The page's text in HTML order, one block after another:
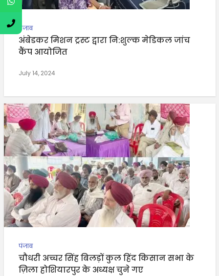
पंजाब
अंबेडकर मिशन ट्रस्ट द्वारा नि:शुल्क मेडिकल जांच
कैंप आयोजित
July 14, 2024
पंजाब
चौधरी अच्चर सिंह बिलड़ों कुल हिंद किसान सभा के
ज़िला होशियारपुर के अध्यक्ष चुने गए